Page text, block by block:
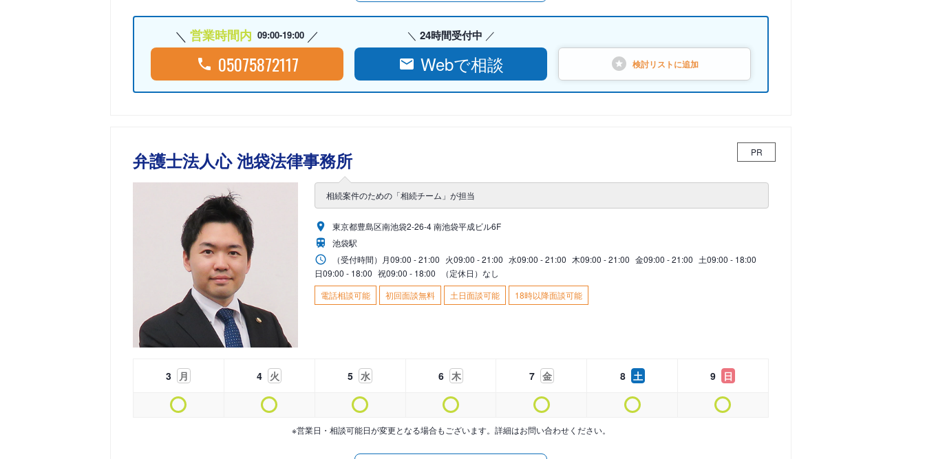
営業時間内 09:00-19:00
05075872117
24時間受付中
Webで相談 検討リストに追加
弁護士法人心 池袋法律事務所 PR
相続案件のための「相続チーム」が担当
東京都豊島区南池袋2-26-4 南池袋平成ビル6F
池袋駅
（受付時間） 月09:00 - 21:00 火09:00 - 21:00 水09:00 - 21:00 木09:00 - 21:00 金09:00 - 21:00 土09:00 - 18:00
日09:00 - 18:00 祝09:00 - 18:00
（定休日）なし
電話相談可能
初回面談無料 土日面談可能 18時以降面談可能
3 月 4 火 5 水 6 木 7 金 8 土 9 日
※営業日・相談可能日が変更となる場合もございます。詳細はお問い合わせください。